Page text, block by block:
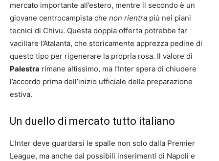
mercato importante all’estero, mentre il secondo è un
giovane centrocampista che non rientra più nei piani
tecnici di Chivu. Questa doppia offerta potrebbe far
vacillare l’Atalanta, che storicamente apprezza pedine di
questo tipo per rigenerare la propria rosa. Il valore di
Palestra rimane altissimo, ma l’Inter spera di chiudere
l’accordo prima dell’inizio ufficiale della preparazione
estiva.
Un duello di mercato tutto italiano
L’Inter deve guardarsi le spalle non solo dalla Premier
League, ma anche dai possibili inserimenti di Napoli e